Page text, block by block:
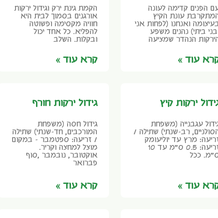
הפנים קדימה לעונה
עונת הקיץ
ואנחנו (לפחות אני
ובני ביתי) נהנים משפע
הנהדר שמציעה
עוד »
הקמת גינת ירק וגידול ירקות
אורגנים בסמוך לבית היא
חוויה מקסימה ופשוטה
להפליא. כל אחד יכול
ובקלות. השלב
קרא עוד »
ירקות קיץ
עגבנייה (משפחת
רב-שנתי) שתילה /
מרץ עד יוליעומק
זריעה: 0.5 ס"מ עד 10
ככל
עוד »
גידול ירקות חורף
גידול חסה (משפחת
המורכבים, חד-שנתי) שתילה
/ זריעה: ספטמבר – במקום
מוצל למחצה וקריר.
אוקטובר, נובמבר ,סוף
פברואר
קרא עוד »